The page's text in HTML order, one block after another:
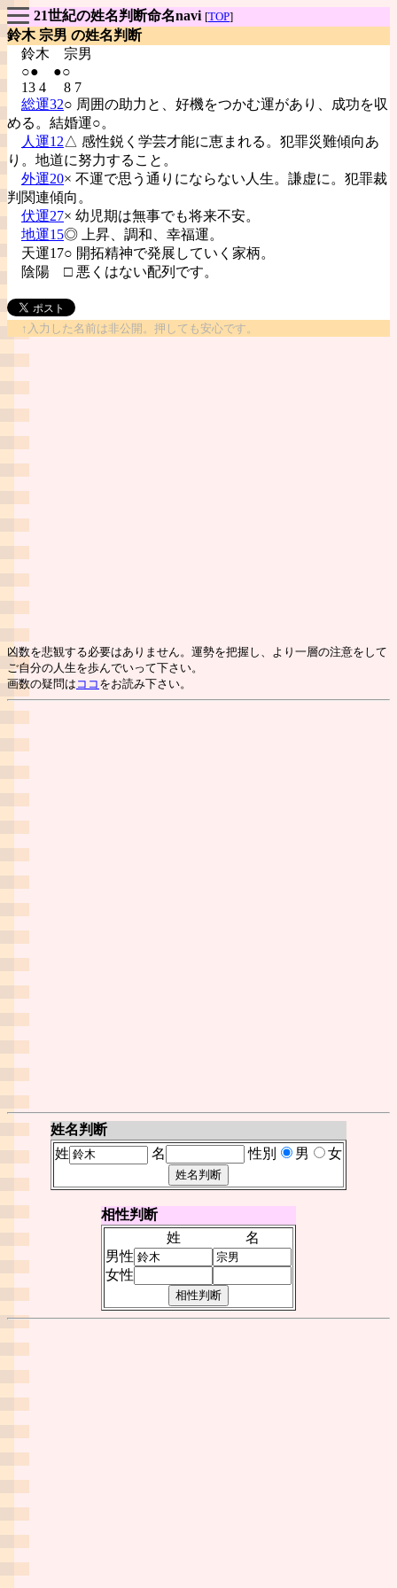
21世紀の姓名判断命名navi [TOP]
鈴木 宗男 の姓名判断
鈴木 宗男
○● ●○
13 4 8 7
総運32○ 周囲の助力と、好機をつかむ運があり、成功を収
める。結婚運○。
人運12△ 感性鋭く学芸才能に恵まれる。犯罪災難傾向あ
り。地道に努力すること。
外運20× 不運で思う通りにならない人生。謙虚に。犯罪裁
判関連傾向。
伏運27× 幼児期は無事でも将来不安。
地運15◎ 上昇、調和、幸福運。
天運17○ 開拓精神で発展していく家柄。
陰陽 □ 悪くはない配列です。
↑入力した名前は非公開。押しても安心です。
凶数を悲観する必要はありません。運勢を把握し、より一層の注意をして
ご自分の人生を歩んでいって下さい。
画数の疑問は ココ をお読み下さい。
姓名判断
姓
名 性別 男 女
相性判断
姓
名
男性
女性